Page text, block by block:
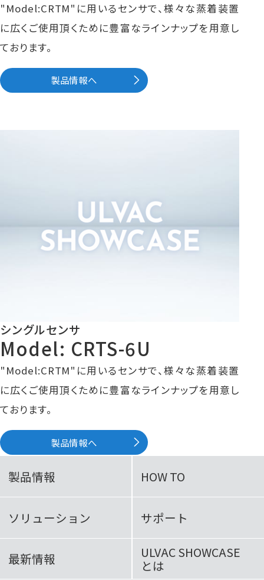
"Model:CRTM"に用いるセンサで、様々な蒸着装置
に広くご使用頂くために豊富なラインナップを用意し
ております。
製品情報へ
シングルセンサ
Model: CRTS-6U
"Model:CRTM"に用いるセンサで、様々な蒸着装置
に広くご使用頂くために豊富なラインナップを用意し
ております。
製品情報へ
製品情報 HOW TO
ソリューション サポート
最新情報 ULVAC SHOWCASE
とは